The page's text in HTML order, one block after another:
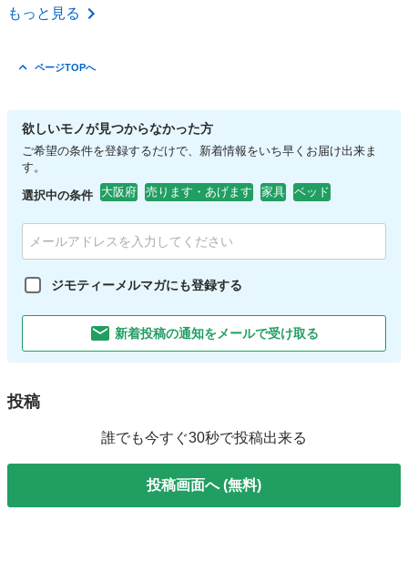
大阪 大阪市
もっと見る
ページTOPへ
欲しいモノが見つからなかった方
ご希望の条件を登録するだけで、新着情報をいち早くお届け出来ま
す。
選択中の条件 大阪府 売ります・あげます 家具 ベッド
ジモティーメルマガにも登録する
新着投稿の通知をメールで受け取る
投稿
誰でも今すぐ30秒で投稿出来る
投稿画面へ (無料)